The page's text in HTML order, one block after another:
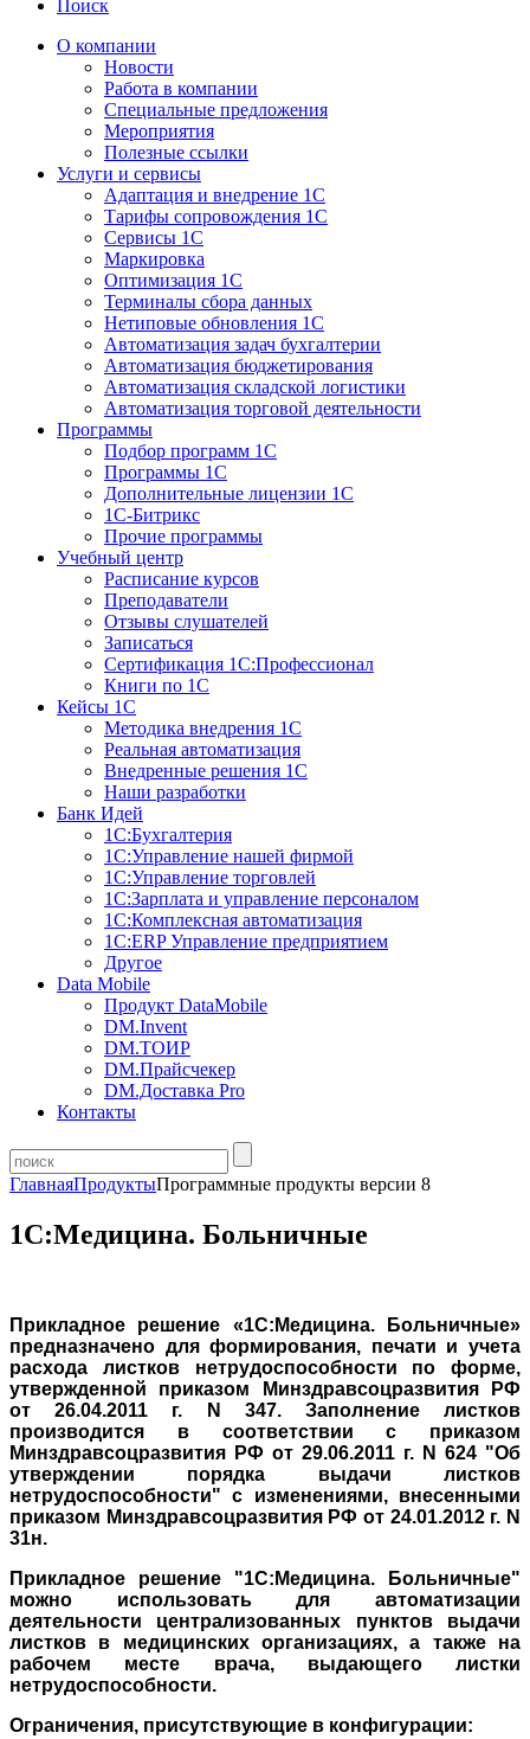
Поиск
О компании
Новости
Работа в компании
Специальные предложения
Мероприятия
Полезные ссылки
Услуги и сервисы
Адаптация и внедрение 1С
Тарифы сопровождения 1С
Сервисы 1С
Маркировка
Оптимизация 1С
Терминалы сбора данных
Нетиповые обновления 1С
Автоматизация задач бухгалтерии
Автоматизация бюджетирования
Автоматизация складской логистики
Автоматизация торговой деятельности
Программы
Подбор программ 1С
Программы 1С
Дополнительные лицензии 1С
1С-Битрикс
Прочие программы
Учебный центр
Расписание курсов
Преподаватели
Отзывы слушателей
Записаться
Сертификация 1С:Профессионал
Книги по 1С
Кейсы 1С
Методика внедрения 1С
Реальная автоматизация
Внедренные решения 1С
Наши разработки
Банк Идей
1С:Бухгалтерия
1С:Управление нашей фирмой
1С:Управление торговлей
1С:Зарплата и управление персоналом
1С:Комплексная автоматизация
1С:ERP Управление предприятием
Другое
Data Mobile
Продукт DataMobile
DM.Invent
DM.ТОИР
DM.Прайсчекер
DM.Доставка Pro
Контакты
ГлавнаяПродуктыПрограммные продукты версии 8
1С:Медицина. Больничные
Прикладное решение «1С:Медицина. Больничные»
предназначено для формирования, печати и учета
расхода листков нетрудоспособности по форме,
утвержденной приказом Минздравсоцразвития РФ
от 26.04.2011 г. N 347. Заполнение листков
производится в соответствии с приказом
Минздравсоцразвития РФ от 29.06.2011 г. N 624 "Об
утверждении порядка выдачи листков
нетрудоспособности" с изменениями, внесенными
приказом Минздравсоцразвития РФ от 24.01.2012 г. N
31н.
Прикладное решение "1С:Медицина. Больничные"
можно использовать для автоматизации
деятельности централизованных пунктов выдачи
листков в медицинских организациях, а также на
рабочем месте врача, выдающего листки
нетрудоспособности.
Ограничения, присутствующие в конфигурации: